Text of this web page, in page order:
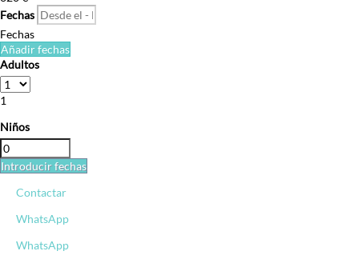
Fechas
Fechas
Añadir fechas
Adultos
1
Niños
Introducir fechas
Contactar
WhatsApp
WhatsApp